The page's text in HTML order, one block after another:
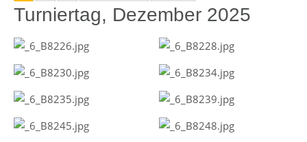
Turniertag, Dezember 2025